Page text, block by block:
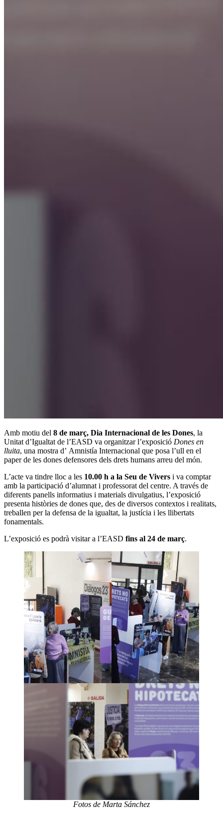
Amb motiu del 8 de març, Dia Internacional de les Dones, la
Unitat d’Igualtat de l’EASD va organitzar l’exposició Dones en
lluita, una mostra d’ Amnistía Internacional que posa l’ull en el
paper de les dones defensores dels drets humans arreu del món.
L’acte va tindre lloc a les 10.00 h a la Seu de Vivers i va comptar
amb la participació d’alumnat i professorat del centre. A través de
diferents panells informatius i materials divulgatius, l’exposició
presenta històries de dones que, des de diversos contextos i realitats,
treballen per la defensa de la igualtat, la justícia i les llibertats
fonamentals.
L’exposició es podrà visitar a l’EASD fins al 24 de març.
Fotos de Marta Sánchez